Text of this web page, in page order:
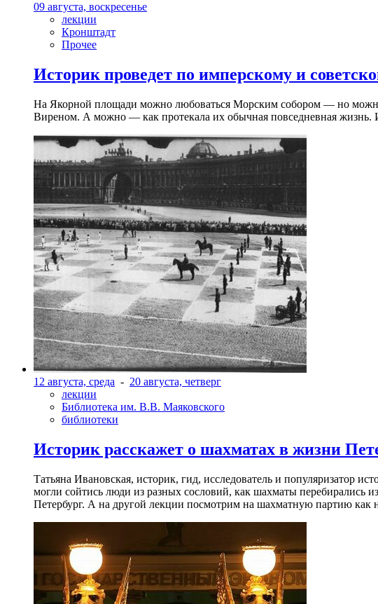
09 августа, воскресенье
лекции
Кронштадт
Прочее
Историк проведет по имперскому и
На Якорной площади можно любоваться Морским собором — но можно
Виреном. А можно — как протекала их обычная повседневная жизнь.
12 августа, среда - 20 августа, четверг
лекции
Библиотека им. В.В. Маяковского
библиотеки
Историк расскажет о шахматах в жизни
Татьяна Ивановская, историк, гид, исследователь и популяризатор
могли сойтись люди из разных сословий, как шахматы перебирались
Петербург. А на другой лекции посмотрим на шахматную партию как